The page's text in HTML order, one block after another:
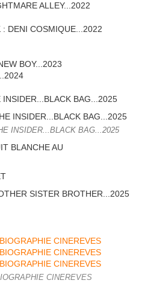
ALLEY...2022
: DENI COSMIQUE...2022
BOY...2023
BAG...2025
INSIDER...BLACK BAG...2025
BLANCHE AU
SISTER BROTHER...2025
CINEREVES